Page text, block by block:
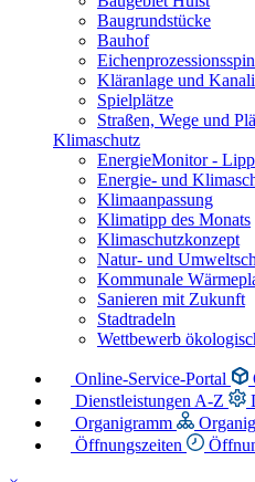
Baugrundstücke
Bauhof
Kläranlage und
Spielplätze
Straßen, Wege und
Klimaschutz
EnergieMonitor -
Energie- und
Klimaanpassung
Klimatipp des Monats
Klimaschutzkonzept
Natur- und
Kommunale
Sanieren mit Zukunft
Stadtradeln
Wettbewerb
Online-Service-Portal
Dienstleistungen A-Z
Organigramm
Öffnungszeiten